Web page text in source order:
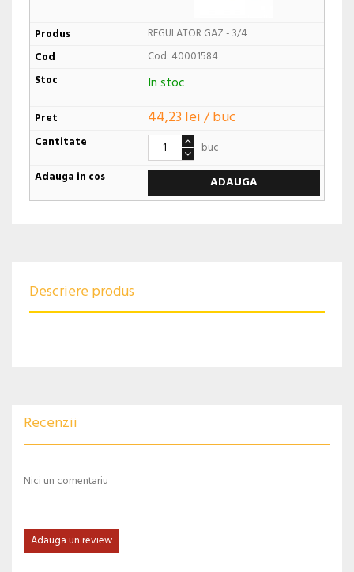
REGULATOR GAZ - 3/4
Cod: 40001584
In stoc
44,23 lei / buc
buc
ADAUGA
Descriere produs
Recenzii
Nici un comentariu
Adauga un review